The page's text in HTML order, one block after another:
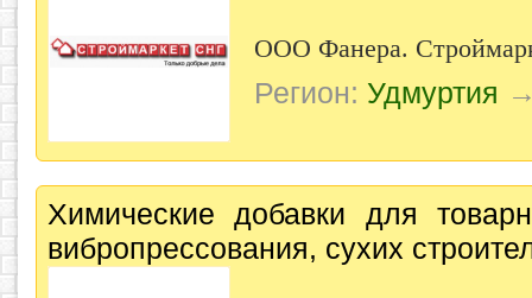
ООО Фанера.
Регион: Удмуртия
Химические добавки для
вибропрессования, сухих